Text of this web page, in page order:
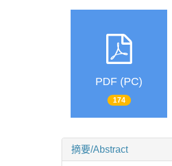
PDF (PC)
174
摘要/Abstract